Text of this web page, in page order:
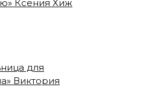
Ксения Хиж
для
Виктория